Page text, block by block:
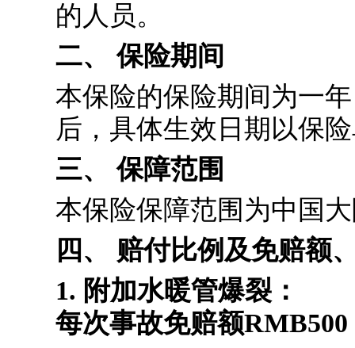
的人员。
二、 保险期间
本保险的保险期间为一
后，具体生效日期以保
三、 保障范围
本保险保障范围为中国
四、 赔付比例及免赔额
1. 附加水暖管爆裂：
每次事故免赔额